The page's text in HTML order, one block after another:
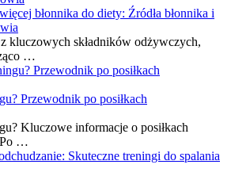
błonnika do diety: Źródła błonnika i
kluczowych składników odżywczych,
…
Przewodnik po posiłkach
Kluczowe informacje o posiłkach
Po …